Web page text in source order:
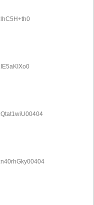
lhC5H+th0
IE5aKIXo0
Qtat1wiU00404
n40rhGky00404